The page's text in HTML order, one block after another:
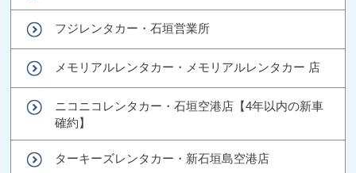
フジレンタカー・石垣営業所
メモリアルレンタカー・メモリアルレンタカー 店
ニコニコレンタカー・石垣空港店【4年以内の新車
確約】
ターキーズレンタカー・新石垣島空港店